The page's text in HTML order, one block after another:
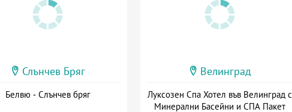
Слънчев Бряг
Белвю - Слънчев бряг
Велинград
Луксозен Спа Хотел във Велинград с
Минерални Басейни и СПА Пакет